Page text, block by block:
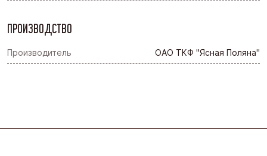
ПРОИЗВОДСТВО
Производитель ОАО ТКФ "Ясная Поляна"